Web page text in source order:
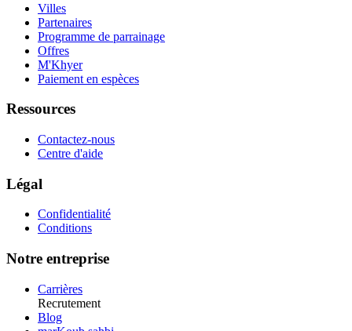
Villes
Partenaires
Programme de parrainage
Offres
M'Khyer
Paiement en espèces
Ressources
Contactez-nous
Centre d'aide
Légal
Confidentialité
Conditions
Notre entreprise
Carrières
Recrutement
Blog